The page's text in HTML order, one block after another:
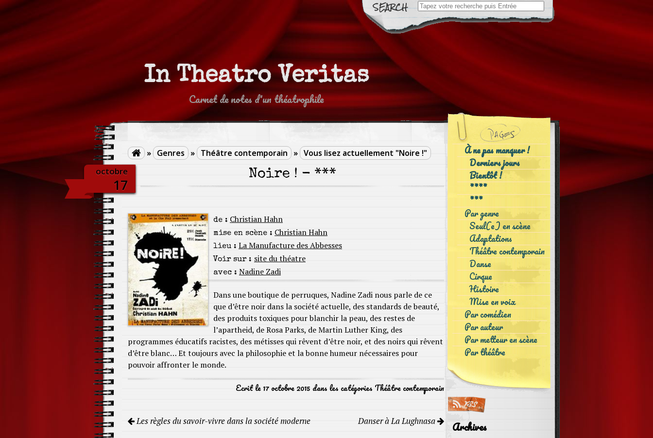
Search
for:
In Theatro Veritas
Carnet de notes d'un théatrophile
 » Genres » Théâtre contemporain » Vous lisez actuellement "Noire !"
octobre
17
Noire ! - ***
de : Christian Hahn
mise en scène : Christian Hahn
lieu : La Manufacture des Abbesses
Voir sur : site du théatre
avec : Nadine Zadi
Dans une boutique de perruques, Nadine Zadi nous parle de ce
que d’être noir dans la société actuelle, des standards de beauté,
des produits toxiques pour blanchir la peau, des restes de
l’apartheid, de Rosa Parks, de Martin Luther King, des
programmes éducatifs racistes, des métisses qui rêvent d’être noir, et des noirs qui rêvent
d’être blanc… Et toujours avec la philosophie et la bonne humeur nécessaires pour
pouvoir affronter le monde.
Ecrit le 17 octobre 2015 dans les catégories Théâtre contemporain
deLes règles du savoir-vivre dans la société moderne Danser à La Lughnasa
À ne pas manquer !
Derniers jours
Bientôt !
****
***
Par genre
Seul(e) en scène
Adaptations
Théâtre contemporain
Danse
Cirque
Histoire
Mise en voix
Par comédien
Par auteur
Par metteur en scène
Par théâtre
Archives